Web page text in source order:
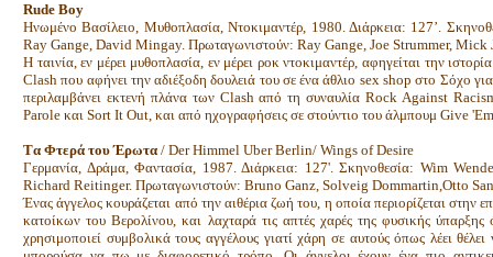
Rude Boy
Ηνωμένο Βασίλειο, Μυθοπλασία, Ντοκιμαντέρ, 1980. Διάρκεια: 127’.
Ray Gange, David Mingay. Πρωταγωνιστούν: Ray Gange, Joe Strummer, Mick
Η ταινία, εν μέρει μυθοπλασία, εν μέρει ροκ ντοκιμαντέρ, αφηγείται την
Clash που αφήνει την αδιέξοδη δουλειά του σε ένα άθλιο sex shop στο Σόχο
περιλαμβάνει εκτενή πλάνα των Clash από τη συναυλία Rock Against
Parole και Sort It Out, και από ηχογραφήσεις σε στούντιο του άλμπουμ Give
Tα Φτερά του Έρωτα / Der Himmel Uber Berlin/ Wings of Desire
Γερμανία, Δράμα, Φαντασία, 1987. Διάρκεια: 127'. Σκηνοθεσία: Wim
Richard Reitinger. Πρωταγωνιστούν: Bruno Ganz, Solveig Dommartin,Otto
Ένας άγγελος κουράζεται από την αιθέρια ζωή του, η οποία περιορίζεται στην
κατοίκων του Βερολίνου, και λαχταρά τις απτές χαρές της φυσικής
χρησιμοποιεί συμβολικά τους αγγέλους γιατί χάρη σε αυτούς όπως λέει